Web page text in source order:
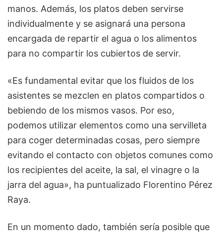
manos. Además, los platos deben servirse
individualmente y se asignará una persona
encargada de repartir el agua o los alimentos
para no compartir los cubiertos de servir.
«Es fundamental evitar que los fluidos de los
asistentes se mezclen en platos compartidos o
bebiendo de los mismos vasos. Por eso,
podemos utilizar elementos como una servilleta
para coger determinadas cosas, pero siempre
evitando el contacto con objetos comunes como
los recipientes del aceite, la sal, el vinagre o la
jarra del agua», ha puntualizado Florentino Pérez
Raya.
En un momento dado, también sería posible que